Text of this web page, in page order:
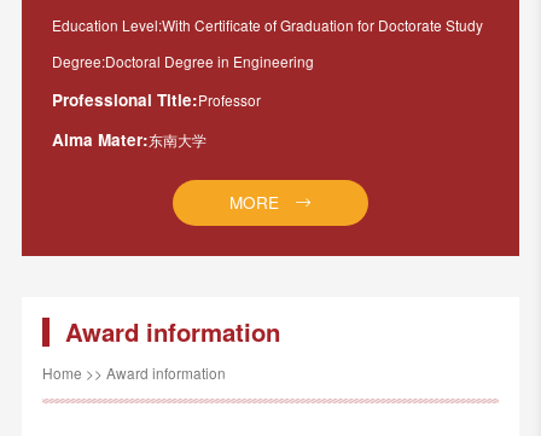
Education Level:With Certificate of Graduation for Doctorate Study
Degree:Doctoral Degree in Engineering
Professional Title:Professor
Alma Mater:东南大学
MORE
Award information
Home >> Award information